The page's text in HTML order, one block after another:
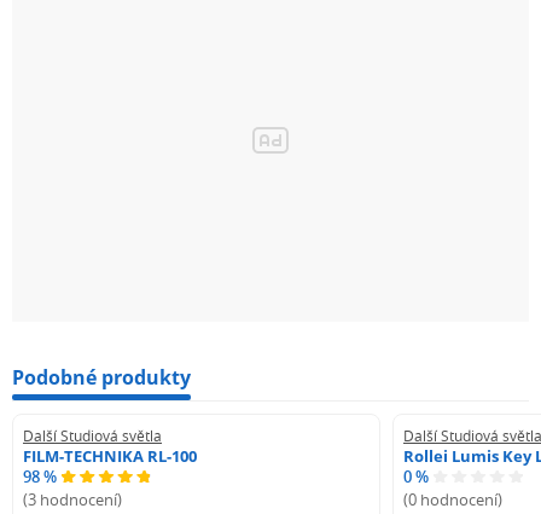
Podobné produkty
Další Studiová světla
FILM-TECHNIKA RL-100
98 %
(3 hodnocení)
Další Studiová světla
Rollei Lumis Key
0 %
(0 hodnocení)